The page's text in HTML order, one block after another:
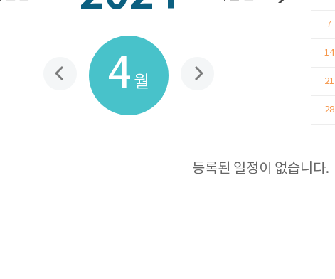
4 월
7
14
21
28
등록된 일정이 없습니다.